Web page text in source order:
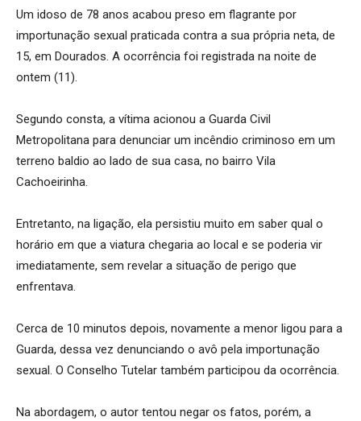
Um idoso de 78 anos acabou preso em flagrante por
importunação sexual praticada contra a sua própria neta, de
15, em Dourados. A ocorrência foi registrada na noite de
ontem (11).
Segundo consta, a vítima acionou a Guarda Civil
Metropolitana para denunciar um incêndio criminoso em um
terreno baldio ao lado de sua casa, no bairro Vila
Cachoeirinha.
Entretanto, na ligação, ela persistiu muito em saber qual o
horário em que a viatura chegaria ao local e se poderia vir
imediatamente, sem revelar a situação de perigo que
enfrentava.
Cerca de 10 minutos depois, novamente a menor ligou para a
Guarda, dessa vez denunciando o avô pela importunação
sexual. O Conselho Tutelar também participou da ocorrência.
Na abordagem, o autor tentou negar os fatos, porém, a